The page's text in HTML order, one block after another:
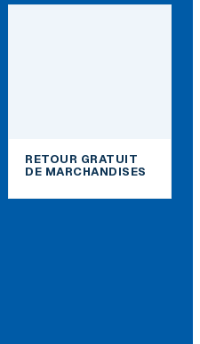
RETOUR GRATUIT
DE MARCHANDISES